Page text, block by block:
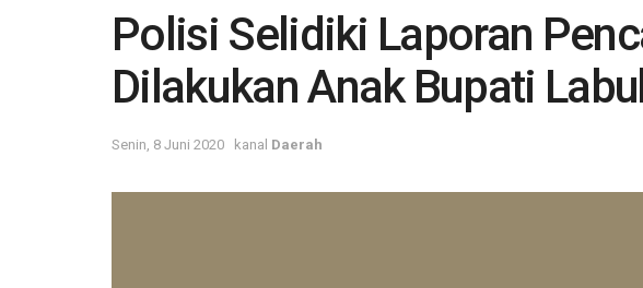
Polisi Selidiki Laporan
Dilakukan Anak Bupati
Senin, 8 Juni 2020 kanal Daerah